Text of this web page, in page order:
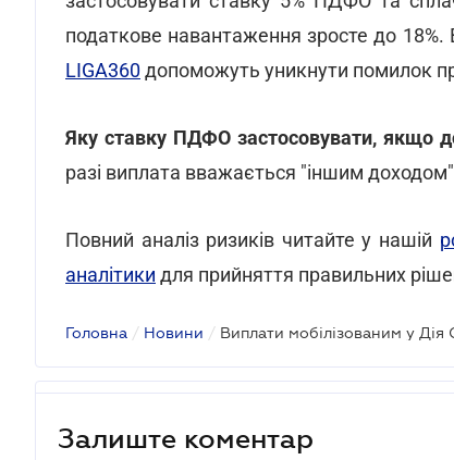
податкове навантаження зросте до 18%.
LIGA360допоможуть уникнути помилок
Яку ставку ПДФО застосовувати, якщо
разі виплата вважається "іншим
Повний аналіз ризиків читайте у нашій
аналітики для прийняття правильних
Головна / Новини /
Залиште коментар